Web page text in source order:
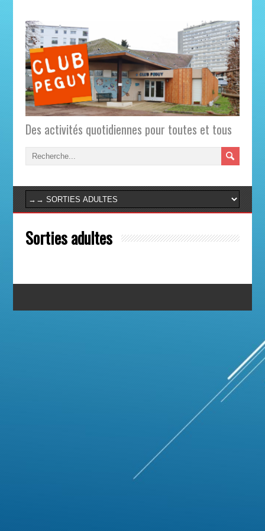
Des activités quotidiennes pour toutes et tous
Sorties adultes